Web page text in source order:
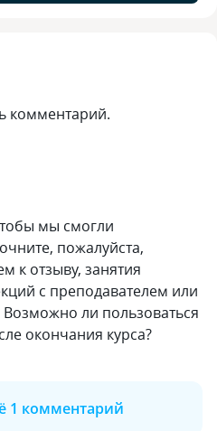
комментарий.
мы смогли
пожалуйста,
к отзыву, занятия
с преподавателем или
Возможно ли пользоваться
окончания курса?
1 комментарий